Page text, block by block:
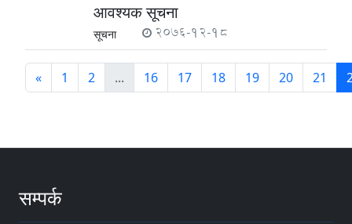
आवश्यक सूचना
सूचना 2076-12-18
« 1 2 ... 16 17 18 19 20 21
सम्पर्क